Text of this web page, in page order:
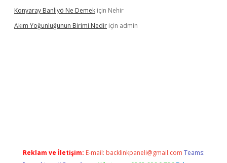
Konyaray Banliyö Ne Demek için Nehir
Akım Yoğunluğunun Birimi Nedir için admin
Reklam ve İletişim: E-mail: backlinkpaneli@gmail.com Teams: